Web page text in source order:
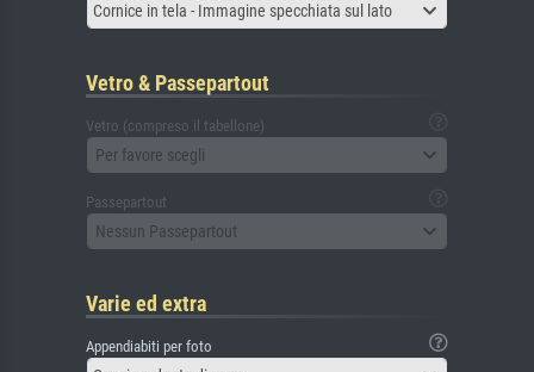
Cornice in tela - Immagine specchiata sul lato
Vetro & Passepartout
Vetro (compreso il tabellone)
Per favore scegli
Passepartout
Nessun Passepartout
Varie ed extra
Appendiabiti per foto